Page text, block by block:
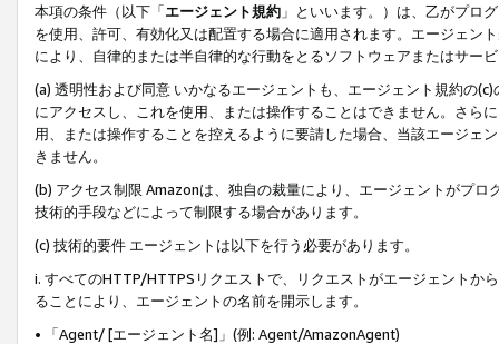
本項の条件（以下「エージェント規約 」といいます。）は、乙がプロ
を使用、許可、有効化又は配置する場合に適用されます。エージェン
により、自律的または半自律的な行動をとるソフトウェアまたはサー
(a) 透明性および同意 いかなるエージェントも、エージェント規約の
にアクセスし、これを使用、または操作することはできません。さら
用、または操作することを控えるように要請した場合、当該エージェ
きません。
(b) アクセス制限 Amazonは、独自の裁量により、エージェントがプ
技術的手段などによって制限する場合があります。
(c) 技術的要件 エージェントは以下を行う必要があります。
i. すべてのHTTP/HTTPSリクエストで、リクエストがエージェントか
ることにより、エージェントの名前を開示します。
• 「Agent/ [エージェント名]」(例: Agent/AmazonAgent)